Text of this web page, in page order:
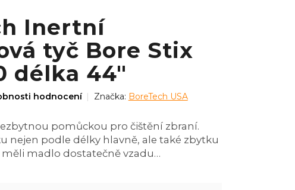
Inertní
tyč Bore Stix
délka 44"
hodnocení Značka: BoreTech USA
pomůckou pro čištění zbraní.
nejen podle délky hlavně, ale také zbytku
měli madlo dostatečně vzadu…